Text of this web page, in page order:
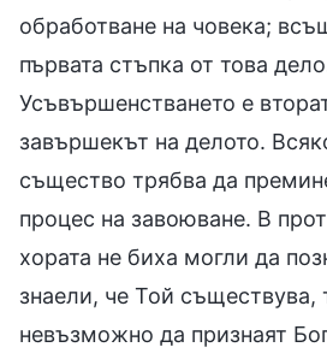
обработване на човека;
първата стъпка от това
Усъвършенстването е
завършекът на делото.
същество трябва да
процес на завоюване. В
хората не биха могли да
знаели, че Той съществува,
невъзможно да признаят